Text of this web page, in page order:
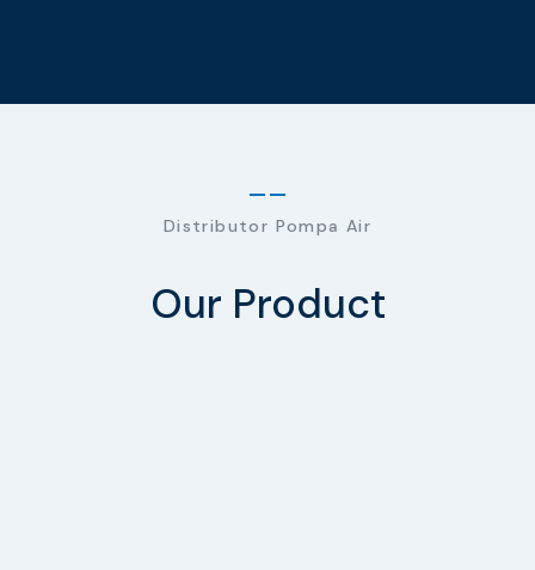
Distributor Pompa Air
Our Product